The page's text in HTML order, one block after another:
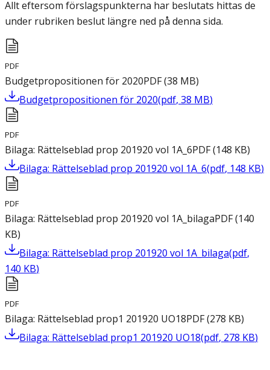
Allt eftersom förslagspunkterna har beslutats hittas de
under rubriken beslut längre ned på denna sida.
PDF
Budgetpropositionen för 2020PDF(38 MB)
Budgetpropositionen för 2020(pdf, 38 MB)
PDF
Bilaga: Rättelseblad prop 201920 vol 1A_6PDF(148 KB)
Bilaga: Rättelseblad prop 201920 vol 1A_6(pdf, 148 KB)
PDF
Bilaga: Rättelseblad prop 201920 vol 1A_bilagaPDF(140
KB)
Bilaga: Rättelseblad prop 201920 vol 1A_bilaga(pdf,
140 KB)
PDF
Bilaga: Rättelseblad prop1 201920 UO18PDF(278 KB)
Bilaga: Rättelseblad prop1 201920 UO18(pdf, 278 KB)